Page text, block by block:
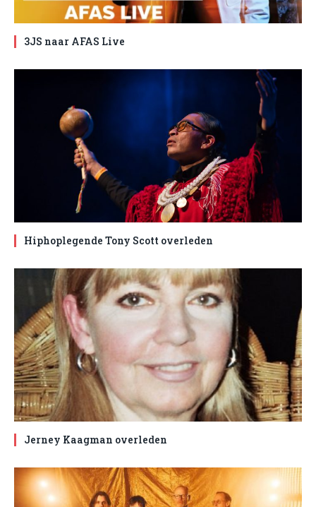
3JS naar AFAS Live
Hiphoplegende Tony Scott overleden
Jerney Kaagman overleden